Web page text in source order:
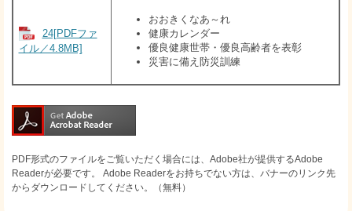
24[PDFファ
イル／4.8MB]
おおきくなあ～れ
健康カレンダー
優良健康世帯・優良高齢者を表彰
災害に備え防災訓練
PDF形式のファイルをご覧いただく場合には、Adobe社が提供するAdobe
Readerが必要です。
Adobe Readerをお持ちでない方は、バナーのリンク先
からダウンロードしてください。（無料）